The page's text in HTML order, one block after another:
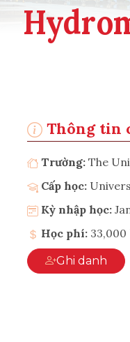
Thông tin
Trường: The
Cấp học:
Kỳ nhập học:
Học phí: 33,000
Ghi danh